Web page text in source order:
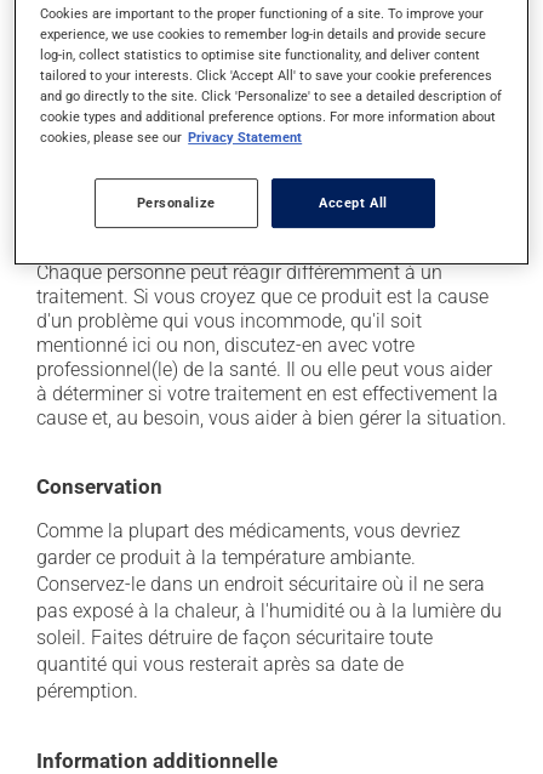
il peut causer des maux de tête;
il peut causer de la diarrhée;
il peut causer des étourdissements - levez-vous
lentement et soyez prudent avant de prendre le
volant;
occasionnellement, il peut provoquer une toux sèche
- contactez-nous si cela vous incommode.
Chaque personne peut réagir différemment à un
traitement. Si vous croyez que ce produit est la cause
d'un problème qui vous incommode, qu'il soit
mentionné ici ou non, discutez-en avec votre
professionnel(le) de la santé. Il ou elle peut vous aider
à déterminer si votre traitement en est effectivement la
cause et, au besoin, vous aider à bien gérer la situation.
Conservation
Comme la plupart des médicaments, vous devriez
garder ce produit à la température ambiante.
Conservez-le dans un endroit sécuritaire où il ne sera
pas exposé à la chaleur, à l'humidité ou à la lumière du
soleil. Faites détruire de façon sécuritaire toute
quantité qui vous resterait après sa date de
péremption.
Information additionnelle
Cookies are important to the proper functioning of a site. To improve your
experience, we use cookies to remember log-in details and provide secure
log-in, collect statistics to optimise site functionality, and deliver content
tailored to your interests. Click 'Accept All' to save your cookie preferences
and go directly to the site. Click 'Personalize' to see a detailed description of
cookie types and additional preference options. For more information about
cookies, please see our Privacy Statement
Personalize Accept All